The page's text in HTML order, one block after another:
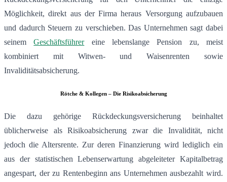
Möglichkeit, direkt aus der Firma heraus Versorgung aufzubauen
und dadurch Steuern zu verschieben. Das Unternehmen sagt dabei
seinemGeschäftsführereine lebenslange Pension zu, meist
kombiniert mit Witwen- und Waisenrenten sowie
Invaliditätsabsicherung.
Rötche & Kollegen – Die Risikoabsicherung
Die dazu gehörige Rückdeckungsversicherung beinhaltet
üblicherweise als Risikoabsicherung zwar die Invalidität, nicht
jedoch die Altersrente. Zur deren Finanzierung wird lediglich ein
aus der statistischen Lebenserwartung abgeleiteter Kapitalbetrag
angespart, der zu Rentenbeginn ans Unternehmen ausbezahlt wird.